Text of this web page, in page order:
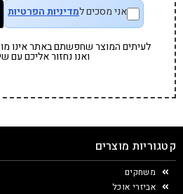
אני מסכים למדיניות הפרטיות
לעיתים המוצר שחפשתם באתר אינו
ואנו נחזור אליכם עם
קטגוריות מוצרים
משחקים
אביזרי אוכל